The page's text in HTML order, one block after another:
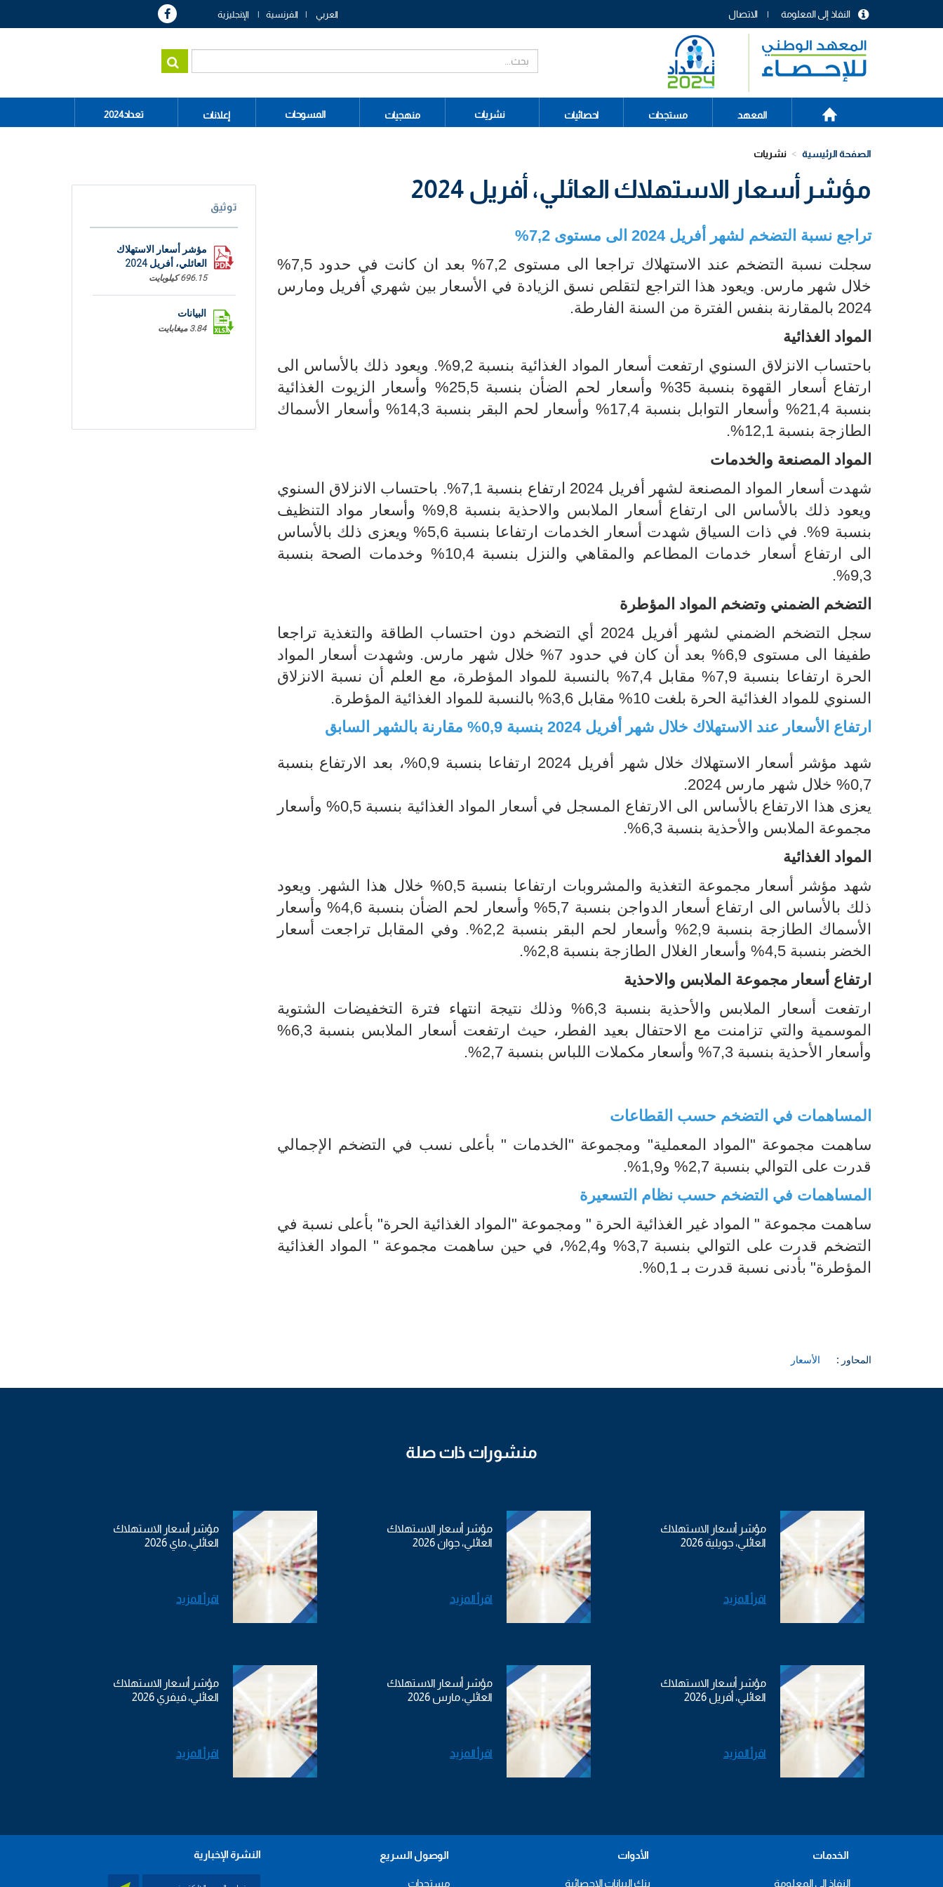
menu
header
الاتصال النفاذ إلى المعلومة العربي الفرنسية الإنجليزية
Main
navigation
الرئيسية
المعهد مستجدات احصائيات نشريات منهجيات المسوحات إعلانات تعداد2024
الصفحة الرئيسية نشريات
مؤشر أسعار الاستهلاك العائلي، أفريل 2024
تراجع نسبة التضخم لشهر أفريل 2024 الى مستوى 7,2%
سجلت نسبة التضخم عند الاستهلاك تراجعا الى مستوى 7,2% بعد ان كانت في حدود 7,5%
خلال شهر مارس. ويعود هذا التراجع لتقلص نسق الزيادة في الأسعار بين شهري أفريل ومارس
2024 بالمقارنة بنفس الفترة من السنة الفارطة.
المواد الغذائية
باحتساب الانزلاق السنوي ارتفعت أسعار المواد الغذائية بنسبة 9,2%. ويعود ذلك بالأساس الى
ارتفاع أسعار القهوة بنسبة 35% وأسعار لحم الضأن بنسبة 25,5% وأسعار الزيوت الغذائية
بنسبة 21,4% وأسعار التوابل بنسبة 17,4% وأسعار لحم البقر بنسبة 14,3% وأسعار الأسماك
الطازجة بنسبة 12,1%.
المواد المصنعة والخدمات
شهدت أسعار المواد المصنعة لشهر أفريل 2024 ارتفاع بنسبة 7,1%. باحتساب الانزلاق السنوي
ويعود ذلك بالأساس الى ارتفاع أسعار الملابس والاحذية بنسبة 9,8% وأسعار مواد التنظيف
بنسبة 9%. في ذات السياق شهدت أسعار الخدمات ارتفاعا بنسبة 5,6% ويعزى ذلك بالأساس
الى ارتفاع أسعار خدمات المطاعم والمقاهي والنزل بنسبة 10,4% وخدمات الصحة بنسبة
9,3%.
التضخم الضمني وتضخم المواد المؤطرة
سجل التضخم الضمني لشهر أفريل 2024 أي التضخم دون احتساب الطاقة والتغذية تراجعا
طفيفا الى مستوى 6,9% بعد أن كان في حدود 7% خلال شهر مارس. وشهدت أسعار المواد
الحرة ارتفاعا بنسبة 7,9% مقابل 7,4% بالنسبة للمواد المؤطرة، مع العلم أن نسبة الانزلاق
السنوي للمواد الغذائية الحرة بلغت 10% مقابل 3,6% بالنسبة للمواد الغذائية المؤطرة.
ارتفاع الأسعار عند الاستهلاك خلال شهر أفريل 2024 بنسبة 0,9% مقارنة بالشهر السابق
شهد مؤشر أسعار الاستهلاك خلال شهر أفريل 2024 ارتفاعا بنسبة 0,9%، بعد الارتفاع بنسبة
0,7% خلال شهر مارس 2024.
يعزى هذا الارتفاع بالأساس الى الارتفاع المسجل في أسعار المواد الغذائية بنسبة 0,5% وأسعار
مجموعة الملابس والأحذية بنسبة 6,3%.
المواد الغذائية
شهد مؤشر أسعار مجموعة التغذية والمشروبات ارتفاعا بنسبة 0,5% خلال هذا الشهر. ويعود
ذلك بالأساس الى ارتفاع أسعار الدواجن بنسبة 5,7% وأسعار لحم الضأن بنسبة 4,6% وأسعار
الأسماك الطازجة بنسبة 2,9% وأسعار لحم البقر بنسبة 2,2%. وفي المقابل تراجعت أسعار
الخضر بنسبة 4,5% وأسعار الغلال الطازجة بنسبة 2,8%.
ارتفاع أسعار مجموعة الملابس والاحذية
ارتفعت أسعار الملابس والأحذية بنسبة 6,3% وذلك نتيجة انتهاء فترة التخفيضات الشتوية
الموسمية والتي تزامنت مع الاحتفال بعيد الفطر، حيث ارتفعت أسعار الملابس بنسبة 6,3%
وأسعار الأحذية بنسبة 7,3% وأسعار مكملات اللباس بنسبة 2,7%.
المساهمات في التضخم حسب القطاعات
ساهمت مجموعة "المواد المعملية" ومجموعة "الخدمات " بأعلى نسب في التضخم الإجمالي
قدرت على التوالي بنسبة 2,7% و1,9%.
المساهمات في التضخم حسب نظام التسعيرة
ساهمت مجموعة " المواد غير الغذائية الحرة " ومجموعة "المواد الغذائية الحرة" بأعلى نسبة في
التضخم قدرت على التوالي بنسبة 3,7% و2,4%، في حين ساهمت مجموعة " المواد الغذائية
المؤطرة" بأدنى نسبة قدرت بـ 0,1%.
المحاور : الأسعار
توثيق
مؤشر أسعار الاستهلاك
العائلي، أفريل 2024
696.15 كيلوبايت
البيانات
3.84 ميغابايت
منشورات ذات صلة
مؤشر أسعار الاستهلاك
العائلي، جويلية 2026
اقرأ المزيد
مؤشر أسعار الاستهلاك
العائلي، جوان 2026
اقرأ المزيد
مؤشر أسعار الاستهلاك
العائلي، ماي 2026
اقرأ المزيد
مؤشر أسعار الاستهلاك
العائلي، أفريل 2026
اقرأ المزيد
مؤشر أسعار الاستهلاك
العائلي، مارس 2026
اقرأ المزيد
مؤشر أسعار الاستهلاك
العائلي، فيفري 2026
اقرأ المزيد
الخدمات
النفاذ إلى المعلومة
الأدوات
بنك البيانات الإحصائية
الوصول السريع
مستجدات
النشرة الإخبارية